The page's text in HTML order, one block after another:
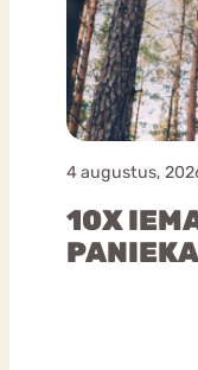
4 augustus,
10X